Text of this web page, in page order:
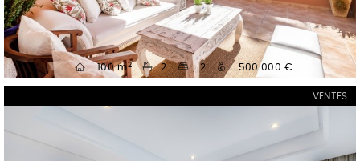
100 m2 2 2 500.000 €
VENTES